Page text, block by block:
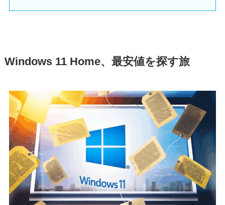
Windows 11 Home、最安値を探す旅